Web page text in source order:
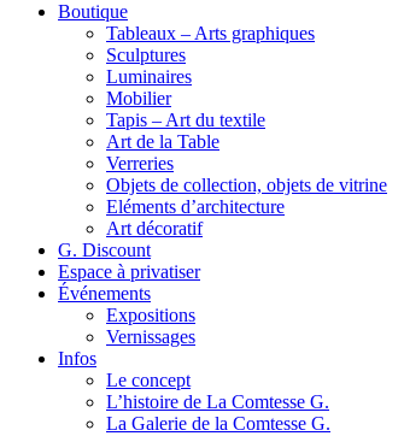
Boutique
Tableaux – Arts graphiques
Sculptures
Luminaires
Mobilier
Tapis – Art du textile
Art de la Table
Verreries
Objets de collection, objets de vitrine
Eléments d’architecture
Art décoratif
G. Discount
Espace à privatiser
Événements
Expositions
Vernissages
Infos
Le concept
L’histoire de La Comtesse G.
La Galerie de la Comtesse G.